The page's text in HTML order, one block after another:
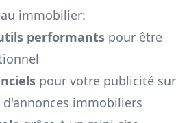
immobilier:
performants pour être
pour votre publicité sur
immobiliers